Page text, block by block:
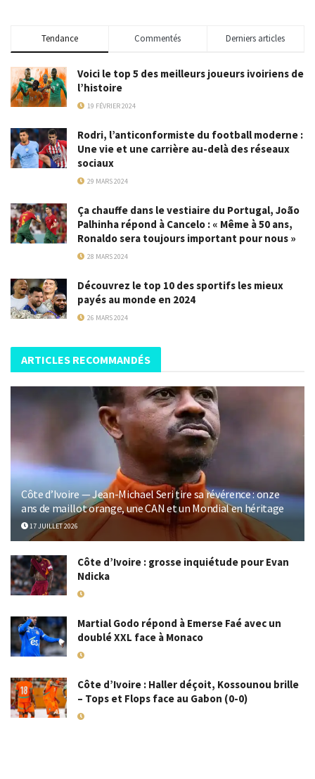
Tendance Commentés Derniers articles
Voici le top 5 des meilleurs joueurs ivoiriens de
l’histoire
19 FÉVRIER 2024
Rodri, l’anticonformiste du football moderne :
Une vie et une carrière au-delà des réseaux
sociaux
29 MARS 2024
Ça chauffe dans le vestiaire du Portugal, João
Palhinha répond à Cancelo : « Même à 50 ans,
Ronaldo sera toujours important pour nous »
28 MARS 2024
Découvrez le top 10 des sportifs les mieux
payés au monde en 2024
26 MARS 2024
ARTICLES RECOMMANDÉS
Côte d’Ivoire — Jean-Michael Seri tire sa révérence : onze
ans de maillot orange, une CAN et un Mondial en héritage
17 JUILLET 2026
Côte d’Ivoire : grosse inquiétude pour Evan
Ndicka
Martial Godo répond à Emerse Faé avec un
doublé XXL face à Monaco
Côte d’Ivoire : Haller déçoit, Kossounou brille
– Tops et Flops face au Gabon (0-0)